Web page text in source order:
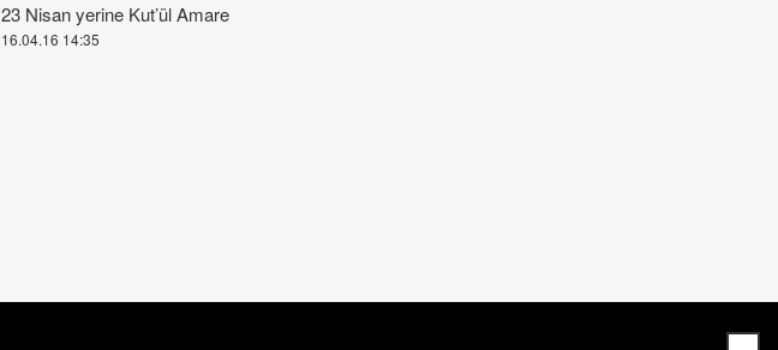
23 Nisan yerine Kut’ül Amare
16.04.16 14:35